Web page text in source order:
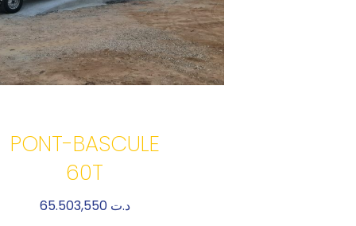
PONT-BASCULE
60T
د.ت 65.503,550